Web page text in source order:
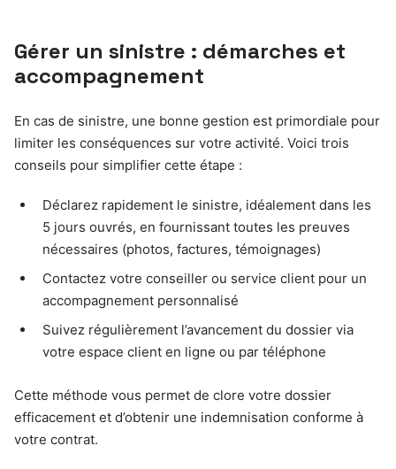
Gérer un sinistre : démarches et
accompagnement
En cas de sinistre, une bonne gestion est primordiale pour
limiter les conséquences sur votre activité. Voici trois
conseils pour simplifier cette étape :
Déclarez rapidement le sinistre, idéalement dans les
5 jours ouvrés, en fournissant toutes les preuves
nécessaires (photos, factures, témoignages)
Contactez votre conseiller ou service client pour un
accompagnement personnalisé
Suivez régulièrement l’avancement du dossier via
votre espace client en ligne ou par téléphone
Cette méthode vous permet de clore votre dossier
efficacement et d’obtenir une indemnisation conforme à
votre contrat.